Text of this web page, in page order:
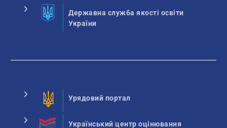
Державна служба якості освіти
України
Урядовий портал
Український центр оцінювання